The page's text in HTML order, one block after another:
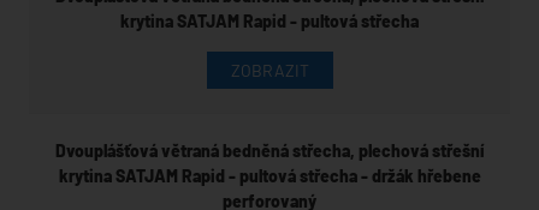
krytina SATJAM Rapid - pultová střecha
ZOBRAZIT
Dvouplášťová větraná bedněná střecha, plechová střešní
krytina SATJAM Rapid - pultová střecha - držák hřebene
perforovaný